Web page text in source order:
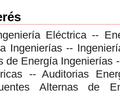
Eléctrica --
Ingenierías --
de Energía Ingenierías
-- Auditorias
Alternas de